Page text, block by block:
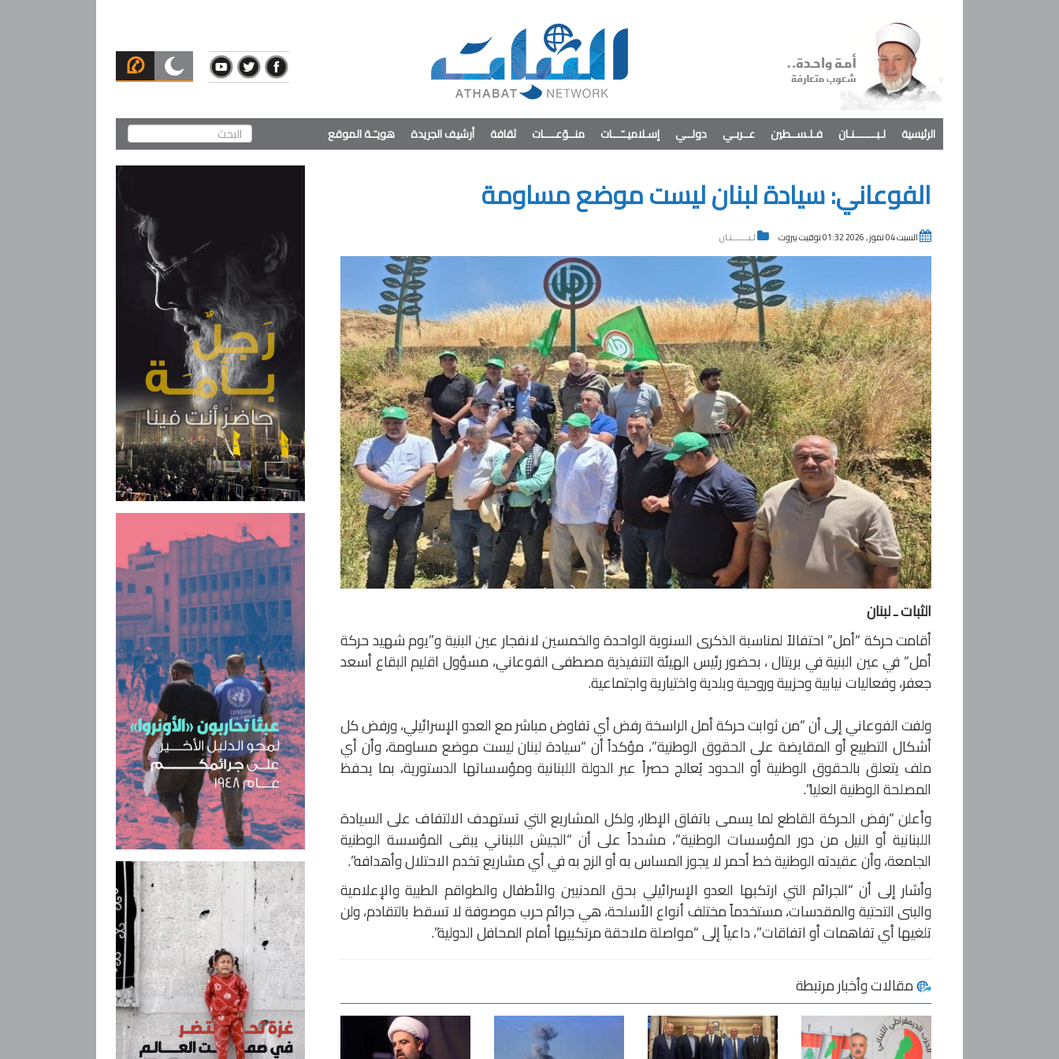
الرئيسية لـبـــــــنـان فـلـســطين عــربـي دولــي إسـلاميــّـــات منــوّعــــات ثقافة أرشيف الجريدة هويـّـة الموقع
الفوعاني: سيادة لبنان ليست موضع مساومة
السبت 04 تموز , 2026 01:32 توقيت بيروت لـبـــــــنـان
الثبات ـ لبنان
أقامت حركة “أمل” احتفالاً لمناسبة الذكرى السنوية الواحدة والخمسين لانفجار عين البنية و”يوم شهيد حركة
أمل” في عين البنية في بريتال ، بحضور رئيس الهيئة التنفيذية مصطفى الفوعاني، مسؤول اقليم البقاع أسعد
جعفر، وفعاليات نيابية وحزبية وروحية وبلدية واختيارية واجتماعية.
ولفت الفوعاني إلى أن “من ثوابت حركة أمل الراسخة رفض أي تفاوض مباشر مع العدو الإسرائيلي، ورفض كل
أشكال التطبيع أو المقايضة على الحقوق الوطنية”، مؤكداً أن “سيادة لبنان ليست موضع مساومة، وأن أي
ملف يتعلق بالحقوق الوطنية أو الحدود يُعالج حصراً عبر الدولة اللبنانية ومؤسساتها الدستورية، بما يحفظ
المصلحة الوطنية العليا”.
وأعلن “رفض الحركة القاطع لما يسمى باتفاق الإطار، ولكل المشاريع التي تستهدف الالتفاف على السيادة
اللبنانية أو النيل من دور المؤسسات الوطنية”، مشدداً على أن “الجيش اللبناني يبقى المؤسسة الوطنية
الجامعة، وأن عقيدته الوطنية خط أحمر لا يجوز المساس به أو الزج به في أي مشاريع تخدم الاحتلال وأهدافه”.
وأشار إلى أن “الجرائم التي ارتكبها العدو الإسرائيلي بحق المدنيين والأطفال والطواقم الطبية والإعلامية
والبنى التحتية والمقدسات، مستخدماً مختلف أنواع الأسلحة، هي جرائم حرب موصوفة لا تسقط بالتقادم، ولن
تلغيها أي تفاهمات أو اتفاقات”، داعياً إلى “مواصلة ملاحقة مرتكبيها أمام المحافل الدولية”.
مقالات وأخبار مرتبطة